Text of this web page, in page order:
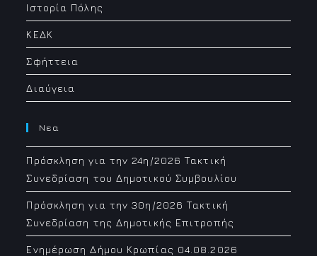
Ιστορία Πόλης
ΚΕΔΚ
Σφήττεια
Διαύγεια
Νεα
Πρόσκληση για την 24η/2026 Τακτική
Συνεδρίαση του Δημοτικού Συμβουλίου
Πρόσκληση για την 30η/2026 Τακτική
Συνεδρίαση της Δημοτικής Επιτροπής
Ενημέρωση Δήμου Κρωπίας 04.08.2026